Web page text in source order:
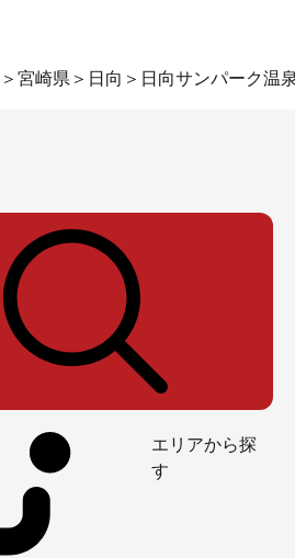
＞ 宮崎県 ＞ 日向 ＞ 日向サンパーク温
エリアから探
す